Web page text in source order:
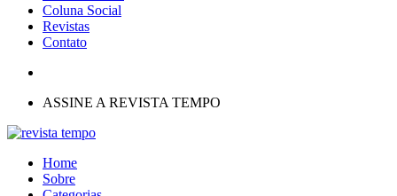
Coluna Social
Revistas
Contato
ASSINE A REVISTA TEMPO
Home
Sobre